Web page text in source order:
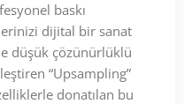
baskı
dijital bir sanat
düşük çözünürlüklü
“Upsampling”
donatılan bu